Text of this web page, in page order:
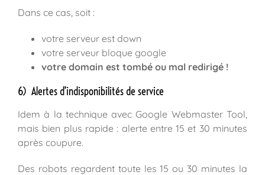
Dans ce cas, soit :
votre serveur est down
votre serveur bloque google
votre domain est tombé ou mal redirigé !
6) Alertes d’indisponibilités de service
Idem à la technique avec Google Webmaster Tool,
mais bien plus rapide : alerte entre 15 et 30 minutes
après coupure.
Des robots regardent toute les 15 ou 30 minutes la